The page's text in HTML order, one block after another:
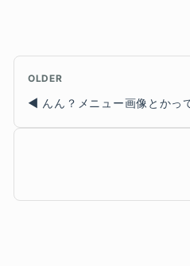
OLDER
んん？メニュー画像とかっ